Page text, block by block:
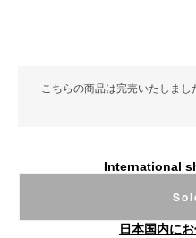
こちらの商品は完売いたしま
International
日本国内に